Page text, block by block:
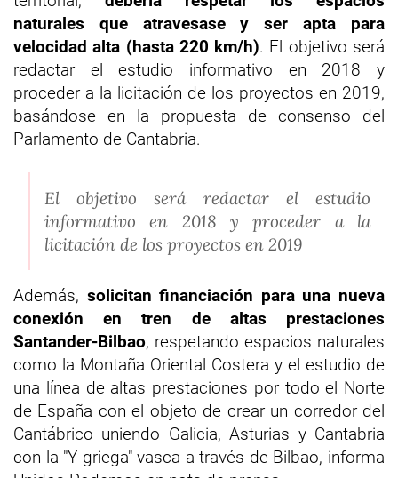
naturales que atravesase y ser apta para
velocidad alta (hasta 220 km/h). El objetivo será
redactar el estudio informativo en 2018 y
proceder a la licitación de los proyectos en 2019,
basándose en la propuesta de consenso del
Parlamento de Cantabria.
El objetivo será redactar el estudio
informativo en 2018 y proceder a la
licitación de los proyectos en 2019
Además, solicitan financiación para una nueva
conexión en tren de altas prestaciones
Santander-Bilbao, respetando espacios naturales
como la Montaña Oriental Costera y el estudio de
una línea de altas prestaciones por todo el Norte
de España con el objeto de crear un corredor del
Cantábrico uniendo Galicia, Asturias y Cantabria
con la "Y griega" vasca a través de Bilbao, informa